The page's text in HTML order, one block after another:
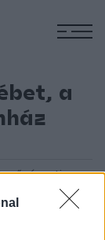
a
művészeti
a szegedi